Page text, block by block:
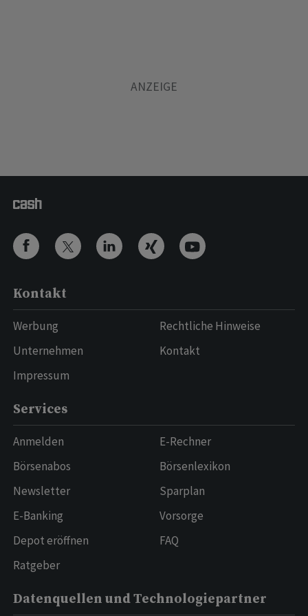
Kontakt
Werbung
Unternehmen
Impressum
Rechtliche Hinweise
Kontakt
Services
Anmelden
Börsenabos
Newsletter
E-Banking
Depot eröffnen
Ratgeber
E-Rechner
Börsenlexikon
Sparplan
Vorsorge
FAQ
Datenquellen und Technologiepartner